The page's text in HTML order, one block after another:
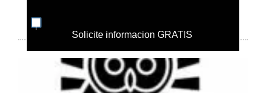
Solicite informacion GRATIS